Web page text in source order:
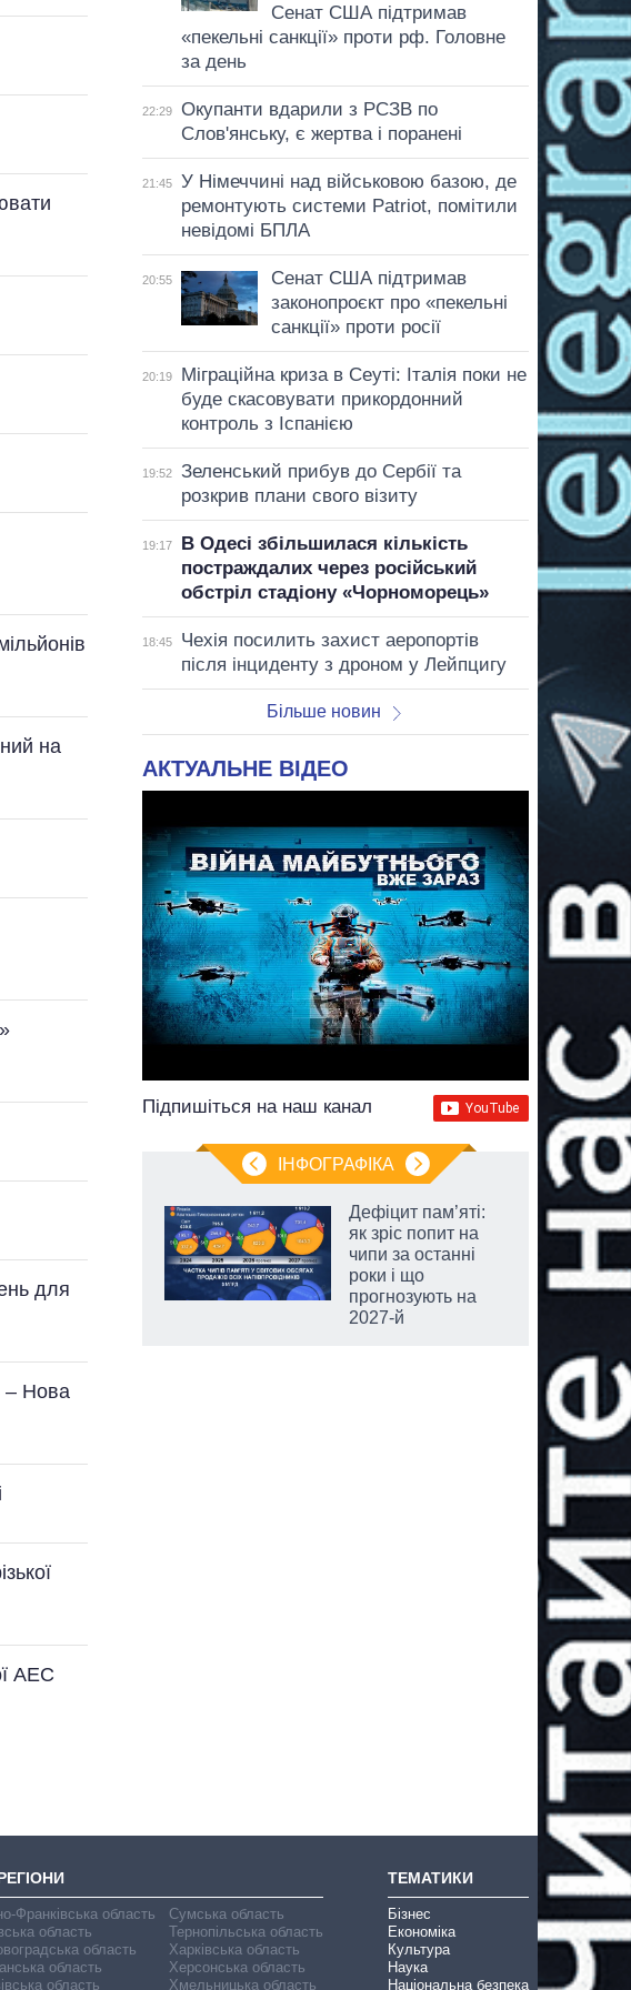
на
для
– Нова
АЕС
Сенат США підтримав
«пекельні санкції» проти рф. Головне
за день
22:29
Окупанти вдарили з РСЗВ по
Слов'янську, є жертва і поранені
21:45
У Німеччині над військовою базою, де
ремонтують системи Patriot, помітили
невідомі БПЛА
20:55
Сенат США підтримав
законопроєкт про «пекельні
санкції» проти росії
20:19
Міграційна криза в Сеуті: Італія поки не
буде скасовувати прикордонний
контроль з Іспанією
19:52
Зеленський прибув до Сербії та
розкрив плани свого візиту
19:17
В Одесі збільшилася кількість
постраждалих через російський
обстріл стадіону «Чорноморець»
18:45
Чехія посилить захист аеропортів
після інциденту з дроном у Лейпцигу
Більше новин
АКТУАЛЬНЕ ВІДЕО
Підпишіться на наш канал
ІНФОГРАФІКА
війни з
Дефіцит пам’яті:
як зріс попит на
чипи за останні
роки і що
прогнозують на
2027-й
Франківська область
область
область
область
область
Сумська область
Тернопільська область
Харківська область
Херсонська область
Хмельницька область
ТЕМАТИКИ
Бізнес
Економіка
Культура
Наука
Національна безпека